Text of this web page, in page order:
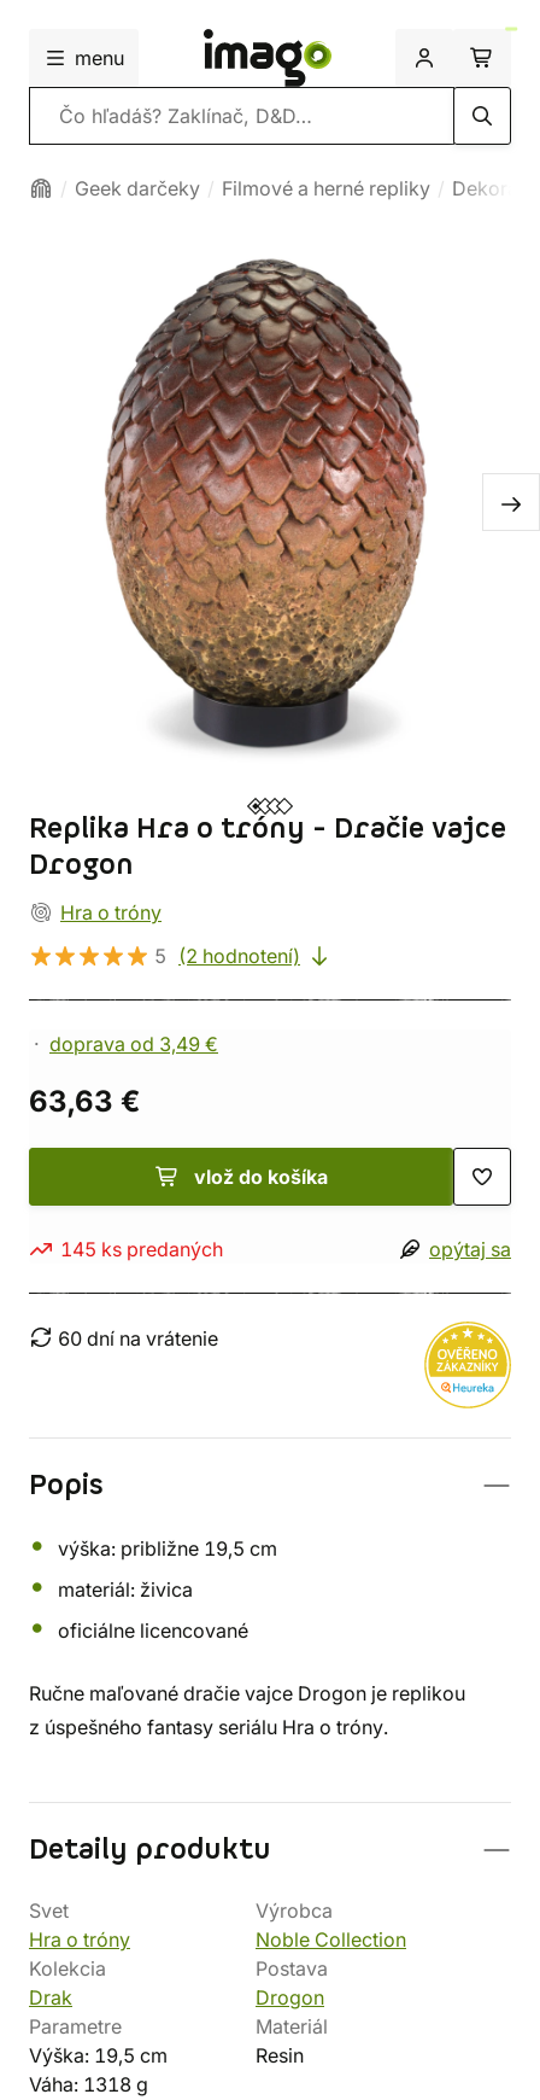
menu
Vyhľadávanie
Geek darčeky Filmové a herné repliky
Replika Hra o tróny - Dračie vajce
Drogon
Hra o tróny
5
(2 hodnotení)
doprava od 3,49 €
63,63 €
vlož do košíka
145 ks predaných opýtaj sa
60 dní na vrátenie
Popis
výška: približne 19,5 cm
materiál: živica
oficiálne licencované
Ručne maľované dračie vajce Drogon je replikou
z úspešného fantasy seriálu Hra o tróny.
Detaily produktu
Svet
Hra o tróny
Výrobca
Noble Collection
Kolekcia
Drak
Postava
Drogon
Parametre
Výška: 19,5 cm
Váha: 1318 g
Materiál
Resin